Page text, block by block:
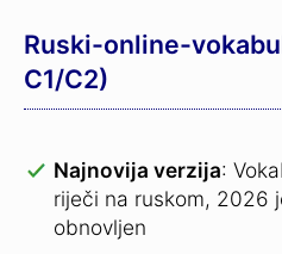
Ruski-online-
C1/C2)
Najnovija verzija:
riječi na ruskom, 2026
obnovljen